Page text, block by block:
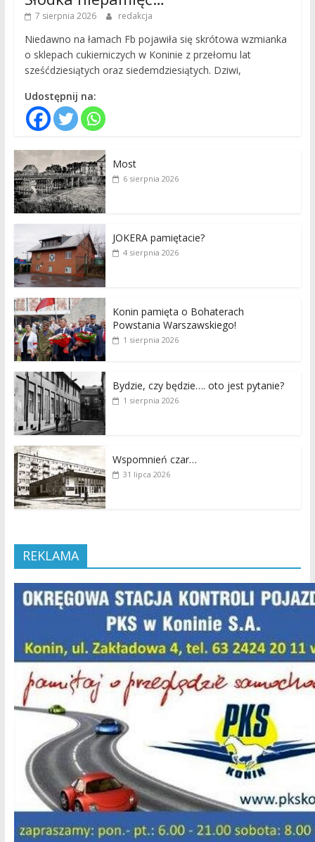
7 sierpnia 2026 redakcja
Niedawno na łamach Fb pojawiła się skrótowa wzmianka
o sklepach cukierniczych w Koninie z przełomu lat
sześćdziesiątych oraz siedemdziesiątych. Dziwi,
Udostępnij na:
Most
6 sierpnia 2026
JOKERA pamiętacie?
4 sierpnia 2026
Konin pamięta o Bohaterach
Powstania Warszawskiego!
1 sierpnia 2026
Bydzie, czy będzie…. oto jest pytanie?
1 sierpnia 2026
Wspomnień czar…
31 lipca 2026
REKLAMA